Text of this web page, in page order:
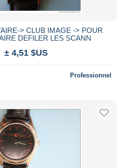
> CLUB IMAGE -> POUR
DEFILER LES SCANN
± 4,51 $US
Professionnel